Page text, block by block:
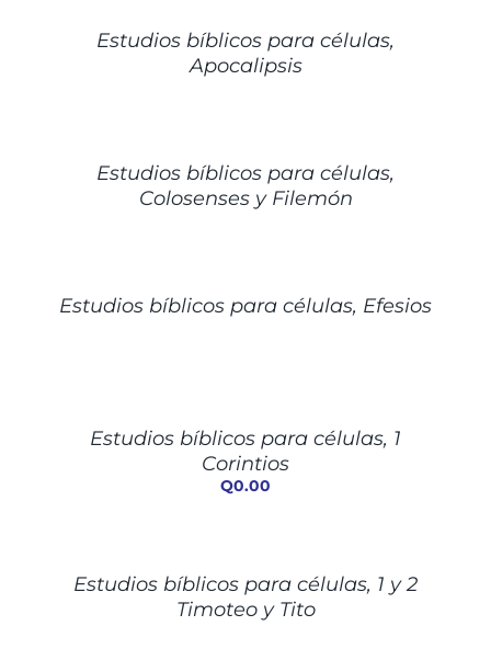
Estudios bíblicos para células,
Apocalipsis
Estudios bíblicos para células,
Colosenses y Filemón
Estudios bíblicos para células, Efesios
DETALLESEstudios bíblicos para células, 1
Corintios
Q0.00
Estudios bíblicos para células, 1 y 2
Timoteo y Tito